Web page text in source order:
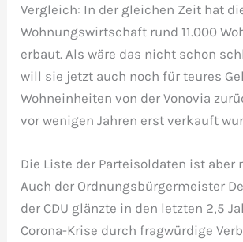
Vergleich: In der gleichen Zeit hat
Wohnungswirtschaft rund 11.000
erbaut. Als wäre das nicht schon
will sie jetzt auch noch für teures
Wohneinheiten von der Vonovia
vor wenigen Jahren erst verkauft
Die Liste der Parteisoldaten ist aber
Auch der Ordnungsbürgermeister
der CDU glänzte in den letzten 2,5
Corona-Krise durch fragwürdige